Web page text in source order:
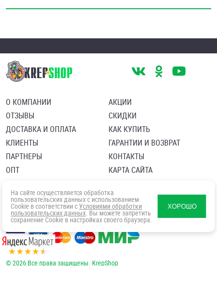
О КОМПАНИИ
ОТЗЫВЫ
ДОСТАВКА И ОПЛАТА
КЛИЕНТЫ
ПАРТНЕРЫ
ОПТ
АКЦИИ
СКИДКИ
КАК КУПИТЬ
ГАРАНТИИ И ВОЗВРАТ
КОНТАКТЫ
КАРТА САЙТА
Политика в отношении обработки персональных данных
Согласие посетителя сайта на обработку персональных данны
© 2026 Все права защищены. KrepShop
На сайте осуществляется обработка
пользовательских данных с использованием
Cookie в соответствии с Условиями обработки
пользовательских данных. Вы можете запретить
сохранение Cookie в настройках своего браузера.
ХОРОШО